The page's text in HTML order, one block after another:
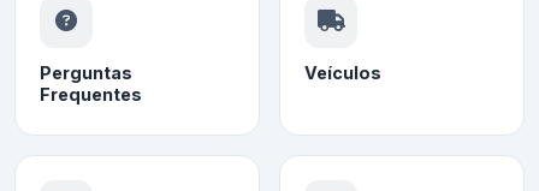
Perguntas
Frequentes
Veículos